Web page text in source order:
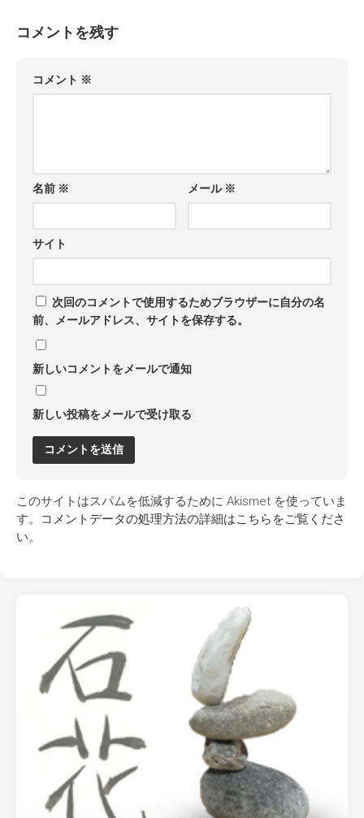
コメントを残す
コメント ※
名前 ※ メール ※
サイト
次回のコメントで使用するためブラウザーに自分の名
前、メールアドレス、サイトを保存する。
新しいコメントをメールで通知
新しい投稿をメールで受け取る
このサイトはスパムを低減するために Akismet を使っていま
す。
コメントデータの処理方法の詳細はこちらをご覧くださ
い。